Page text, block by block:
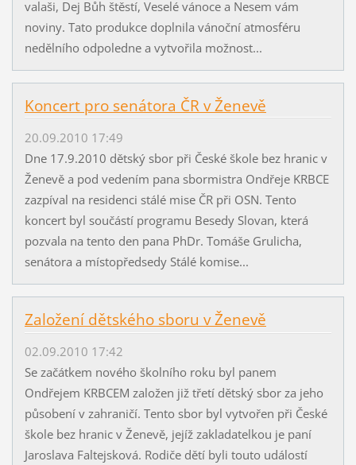
valaši, Dej Bůh štěstí, Veselé vánoce a Nesem vám
noviny. Tato produkce doplnila vánoční atmosféru
nedělního odpoledne a vytvořila možnost...
Koncert pro senátora ČR v Ženevě
20.09.2010 17:49
Dne 17.9.2010 dětský sbor při České škole bez hranic v
Ženevě a pod vedením pana sbormistra Ondřeje KRBCE
zazpíval na residenci stálé mise ČR při OSN. Tento
koncert byl součástí programu Besedy Slovan, která
pozvala na tento den pana PhDr. Tomáše Grulicha,
senátora a místopředsedy Stálé komise...
Založení dětského sboru v Ženevě
02.09.2010 17:42
Se začátkem nového školního roku byl panem
Ondřejem KRBCEM založen již třetí dětský sbor za jeho
působení v zahraničí. Tento sbor byl vytvořen při České
škole bez hranic v Ženevě, jejíž zakladatelkou je paní
Jaroslava Faltejsková. Rodiče dětí byli touto událostí